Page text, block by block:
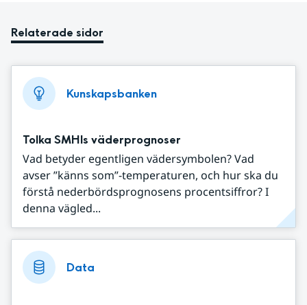
Relaterade sidor
Kunskapsbanken
Tolka SMHIs väderprognoser
Vad betyder egentligen vädersymbolen? Vad
avser ”känns som”-temperaturen, och hur ska du
förstå nederbördsprognosens procentsiffror? I
denna vägled...
Data